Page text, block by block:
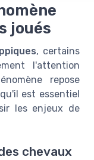
joués
, certains
l'attention
repose
est essentiel
les enjeux de
chevaux